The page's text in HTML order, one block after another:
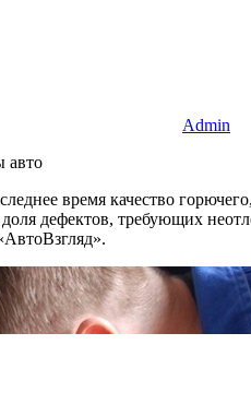
Admin
авто
время качество
дефектов, требующих